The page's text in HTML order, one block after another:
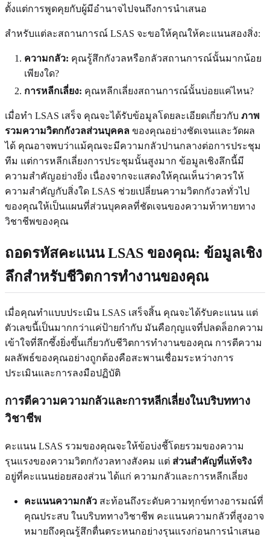
ตั้งแต่การพูดคุยกับผู้มีอำนาจไปจนถึงการนำเสนอ
สำหรับแต่ละสถานการณ์ LSAS จะขอให้คุณให้คะแนนสองสิ่ง:
ความกลัว: คุณรู้สึกกังวลหรือกลัวสถานการณ์นั้นมากน้อย
เพียงใด?
การหลีกเลี่ยง: คุณหลีกเลี่ยงสถานการณ์นั้นบ่อยแค่ไหน?
เมื่อทำ LSAS เสร็จ คุณจะได้รับข้อมูลโดยละเอียดเกี่ยวกับ ภาพ
รวมความวิตกกังวลส่วนบุคคล ของคุณอย่างชัดเจนและวัดผล
ได้ คุณอาจพบว่าแม้คุณจะมีความกลัวปานกลางต่อการประชุม
ทีม แต่การหลีกเลี่ยงการประชุมนั้นสูงมาก ข้อมูลเชิงลึกนี้มี
ความสำคัญอย่างยิ่ง เนื่องจากจะแสดงให้คุณเห็นว่าควรให้
ความสำคัญกับสิ่งใด LSAS ช่วยเปลี่ยนความวิตกกังวลทั่วไป
ของคุณให้เป็นแผนที่ส่วนบุคคลที่ชัดเจนของความท้าทายทาง
วิชาชีพของคุณ
ถอดรหัสคะแนน LSAS ของคุณ: ข้อมูลเชิง
ลึกสำหรับชีวิตการทำงานของคุณ
เมื่อคุณทำแบบประเมิน LSAS เสร็จสิ้น คุณจะได้รับคะแนน แต่
ตัวเลขนี้เป็นมากกว่าแค่ป้ายกำกับ มันคือกุญแจที่ปลดล็อกความ
เข้าใจที่ลึกซึ้งยิ่งขึ้นเกี่ยวกับชีวิตการทำงานของคุณ การตีความ
ผลลัพธ์ของคุณอย่างถูกต้องคือสะพานเชื่อมระหว่างการ
ประเมินและการลงมือปฏิบัติ
การตีความความกลัวและการหลีกเลี่ยงในบริบททาง
วิชาชีพ
คะแนน LSAS รวมของคุณจะให้ข้อบ่งชี้โดยรวมของความ
รุนแรงของความวิตกกังวลทางสังคม แต่ ส่วนสำคัญที่แท้จริง
อยู่ที่คะแนนย่อยสองส่วน ได้แก่ ความกลัวและการหลีกเลี่ยง
คะแนนความกลัว สะท้อนถึงระดับความทุกข์ทางอารมณ์ที่
คุณประสบ ในบริบททางวิชาชีพ คะแนนความกลัวที่สูงอาจ
หมายถึงคุณรู้สึกตื่นตระหนกอย่างรุนแรงก่อนการนำเสนอ